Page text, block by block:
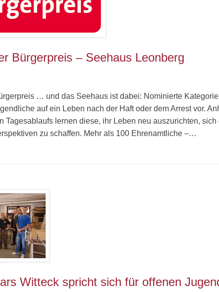
Bürgerpreis – Seehaus Leonberg
… und das Seehaus ist dabei: Nominierte
auf ein Leben nach der Haft oder dem Arrest vor.
Tagesablaufs lernen diese, ihr Leben neu auszurichten,
zu schaffen. Mehr als 100 Ehrenamtliche –…
Witteck spricht sich für offenen